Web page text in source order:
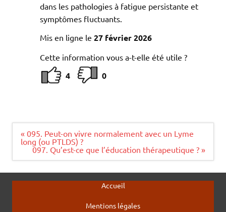
dans les pathologies à fatigue persistante et
symptômes fluctuants.
Mis en ligne le 27 février 2026
Cette information vous a-t-elle été utile ?
4 0
Navigation
de
l’article
« 095. Peut-on vivre normalement avec un Lyme
long (ou PTLDS) ?
097. Qu’est-ce que l’éducation thérapeutique ? »
Accueil
Mentions légales